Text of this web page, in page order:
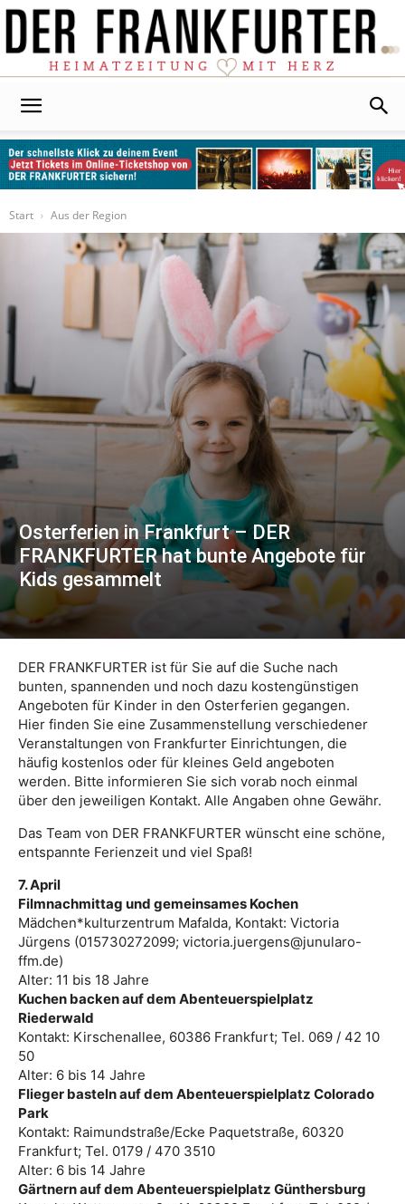
Start
Aus der Region
Osterferien in Frankfurt – DER
FRANKFURTER hat bunte Angebote für
Kids gesammelt
DER FRANKFURTER ist für Sie auf die Suche nach
bunten, spannenden und noch dazu kostengünstigen
Angeboten für Kinder in den Osterferien gegangen.
Hier finden Sie eine Zusammenstellung verschiedener
Veranstaltungen von Frankfurter Einrichtungen, die
häufig kostenlos oder für kleines Geld angeboten
werden. Bitte informieren Sie sich vorab noch einmal
über den jeweiligen Kontakt. Alle Angaben ohne Gewähr.
Das Team von DER FRANKFURTER wünscht eine schöne,
entspannte Ferienzeit und viel Spaß!
7. April
Filmnachmittag und gemeinsames Kochen
Mädchen*kulturzentrum Mafalda, Kontakt: Victoria
Jürgens (015730272099; victoria.juergens@junularo-
ffm.de)
Alter: 11 bis 18 Jahre
Kuchen backen auf dem Abenteuerspielplatz
Riederwald
Kontakt: Kirschenallee, 60386 Frankfurt; Tel. 069 / 42 10
50
Alter: 6 bis 14 Jahre
Flieger basteln auf dem Abenteuerspielplatz Colorado
Park
Kontakt: Raimundstraße/Ecke Paquetstraße, 60320
Frankfurt; Tel. 0179 / 470 3510
Alter: 6 bis 14 Jahre
Gärtnern auf dem Abenteuerspielplatz Günthersburg